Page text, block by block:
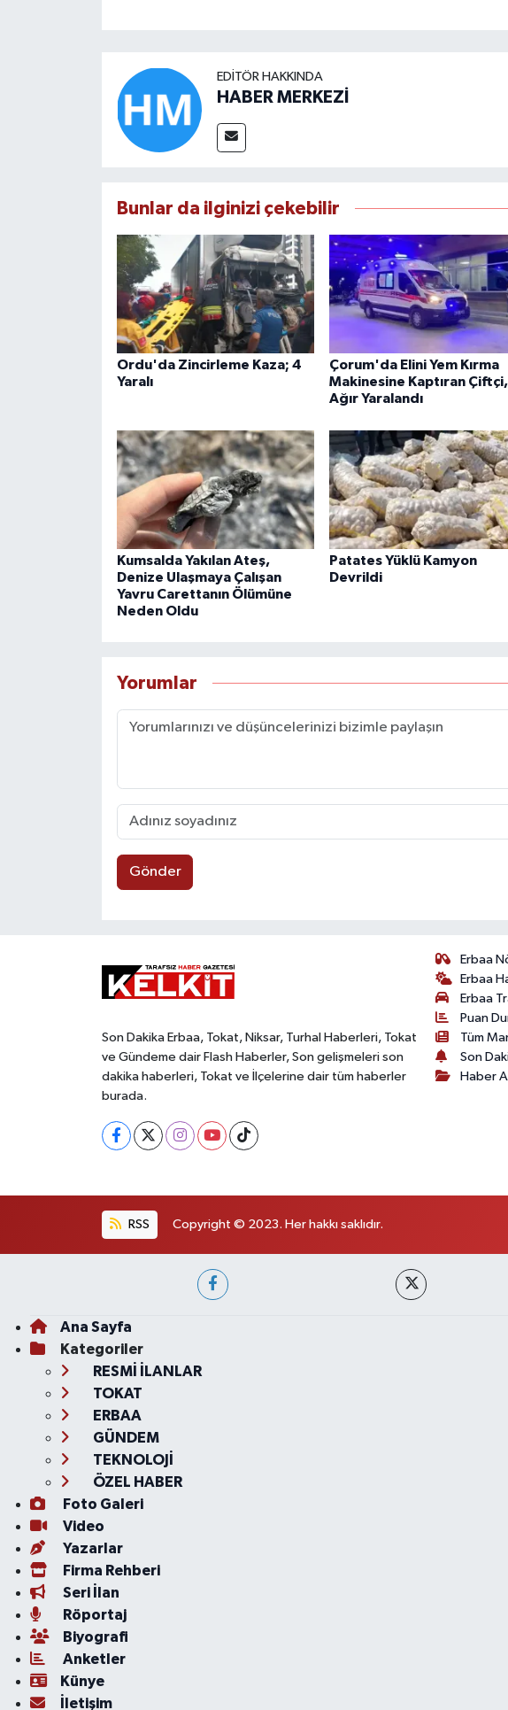
EDITÖR HAKKINDA
HABER MERKEZİ
Bunlar da ilginizi çekebilir
Ordu'da Zincirleme Kaza; 4
Yaralı
Çorum'da Elini Yem Kırma
Makinesine Kaptıran Çiftçi,
Ağır Yaralandı
Kumsalda Yakılan Ateş,
Denize Ulaşmaya Çalışan
Yavru Carettanın Ölümüne
Neden Oldu
Patates Yüklü Kamyon
Devrildi
Yorumlar
Gönder
Son Dakika Erbaa, Tokat, Niksar, Turhal Haberleri, Tokat
ve Gündeme dair Flash Haberler, Son gelişmeleri son
dakika haberleri, Tokat ve İlçelerine dair tüm haberler
burada.
Erbaa
Erbaa
Erbaa
Puan
Tüm
Son
Haber
RSS Copyright © 2023. Her hakkı saklıdır.
Ana Sayfa
Kategoriler
RESMİ İLANLAR
TOKAT
ERBAA
GÜNDEM
TEKNOLOJİ
ÖZEL HABER
Foto Galeri
Video
Yazarlar
Firma Rehberi
Seri İlan
Röportaj
Biyografi
Anketler
Künye
İletişim